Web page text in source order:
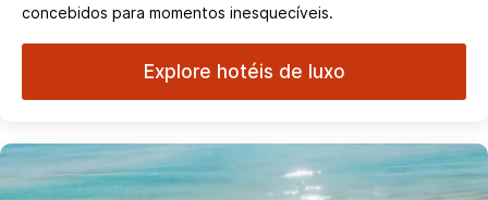
concebidos para momentos inesquecíveis.
Explore hotéis de luxo